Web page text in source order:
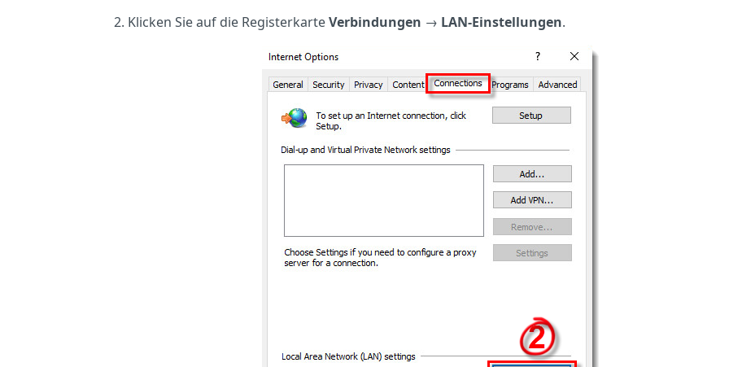
Klicken Sie auf die RegisterkarteVerbindungen → LAN-Einstellungen.